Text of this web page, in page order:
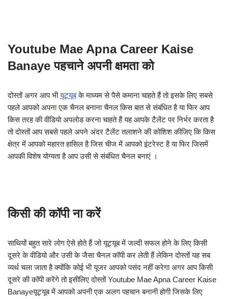
Youtube Mae Apna Career Kaise
Banaye पहचाने अपनी क्षमता को
दोस्तों अगर आप भीयूट्यूबके माध्यम से पैसे कमाना चाहते हैं तो इसके लिए सबसे
पहले आपको अपना एक चैनल बनाना चैनल किस बात से संबंधित है या फिर आप
किस तरह की वीडियो अपलोड करना चाहते हैं यह आपके टैलेंट पर निर्भर करता है
तो दोस्तों आप सबसे पहले अपने अंदर टैलेंट तलाशने की कोशिश कीजिए कि किस
क्षेत्र में आपको महारत हासिल है जिस चीज में आपको इंटरेस्ट है या फिर जिसमें
आपकी विशेष योग्यता है आप उसी से संबंधित चैनल बनाएं ।
किसी की कॉपी ना करें
साथियों बहुत सारे लोग ऐसे होते हैं जो यूट्यूब में जल्दी सफल होने के लिए किसी
दूसरे के वीडियो और उसी के जैसा चैनल कॉपी कर लेती हैं लेकिन दोस्तों यह सब
व्यर्थ चला जाता है क्योंकि कोई भी यूजर आपको पसंद नहीं करेगा अगर आप किसी
दूसरे की कॉपी करेंगे तो इसीलिए दोस्तों Youtube Mae Apna Career Kaise
Banayeयूट्यूब में आपको अपनी एक अलग पहचान बनानी होगी जिसके लिए